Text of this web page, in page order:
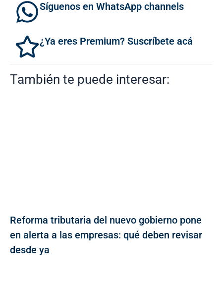
Síguenos en WhatsApp channels
¿Ya eres Premium? Suscríbete acá
También te puede interesar:
Reforma tributaria del nuevo gobierno pone
en alerta a las empresas: qué deben revisar
desde ya